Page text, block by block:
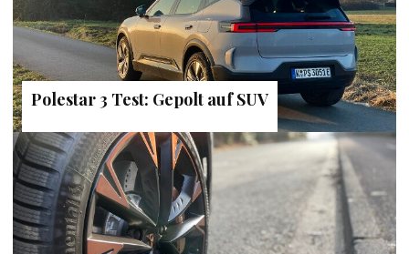
Polestar 3 Test: Gepolt auf SUV